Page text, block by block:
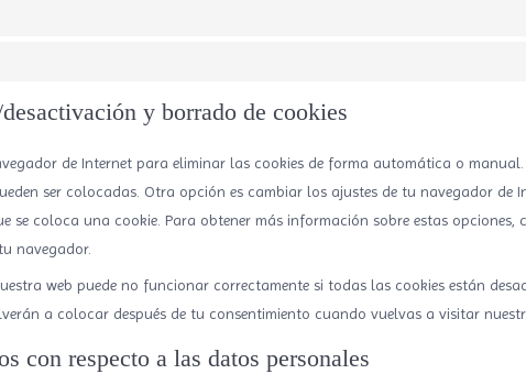
y borrado de cookies
de Internet para eliminar las cookies de forma automática o manual.
ser colocadas. Otra opción es cambiar los ajustes de tu navegador de
se coloca una cookie. Para obtener más información sobre estas
navegador.
web puede no funcionar correctamente si todas las cookies están
a colocar después de tu consentimiento cuando vuelvas a visitar
con respecto a las datos personales